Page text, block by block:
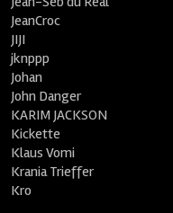
JeanCroc
JIJI
jknppp
Johan
John Danger
KARIM JACKSON
Kickette
Klaus Vomi
Krania Trieffer
Kro